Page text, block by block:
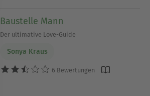
Baustelle Mann
Der ultimative Love-Guide
Sonya Kraus
6 Bewertungen